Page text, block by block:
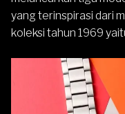
yang terinspirasi dari
koleksi tahun 1969